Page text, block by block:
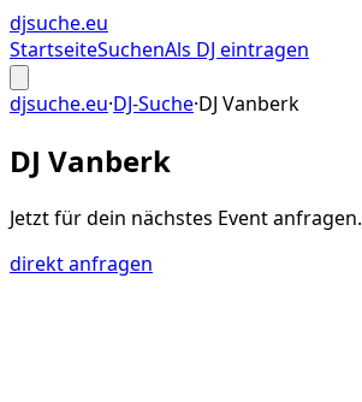
djsuche.eu
StartseiteSuchenAls DJ eintragen
djsuche.eu·DJ-Suche·DJ Vanberk
DJ Vanberk
Jetzt für dein nächstes Eventanfragen.
direkt anfragen